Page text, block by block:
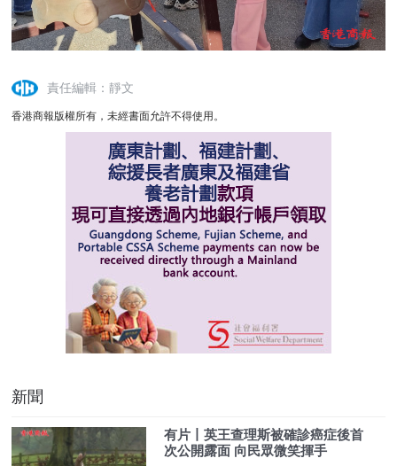
責任編輯：靜文
香港商報版權所有，未經書面允許不得使用。
新聞
有片丨英王查理斯被確診癌症後首
次公開露面 向民眾微笑揮手